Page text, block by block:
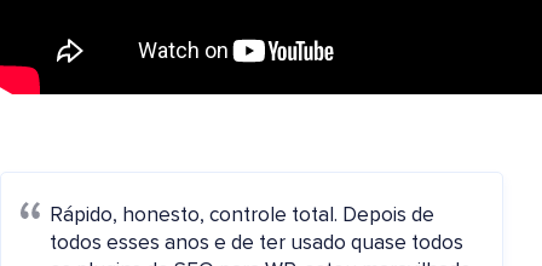
Rápido, honesto, controle total. Depois de
todos esses anos e de ter usado quase todos